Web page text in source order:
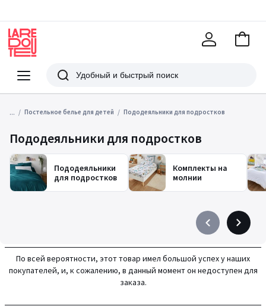
Меню
Redoute
Поиск
В
... Постельное белье для детей Пододеяльники для подростков
Пододеяльники для подростков
Пододеяльники
для подростков
Комплекты на
молнии
Précédent
à
gauche
Suivant
à
droite
По всей вероятности, этот товар имел большой успех у наших
покупателей, и, к сожалению, в данный момент он недоступен для
заказа.